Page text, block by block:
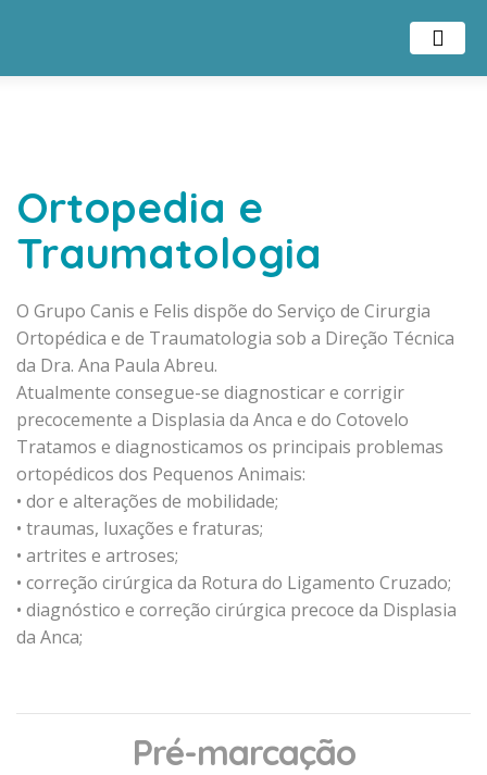
Ortopedia e
Traumatologia
O Grupo Canis e Felis dispõe do Serviço de Cirurgia
Ortopédica e de Traumatologia sob a Direção Técnica
da Dra. Ana Paula Abreu.
Atualmente consegue-se diagnosticar e corrigir
precocemente a Displasia da Anca e do Cotovelo
Tratamos e diagnosticamos os principais problemas
ortopédicos dos Pequenos Animais:
• dor e alterações de mobilidade;
• traumas, luxações e fraturas;
• artrites e artroses;
• correção cirúrgica da Rotura do Ligamento Cruzado;
• diagnóstico e correção cirúrgica precoce da Displasia
da Anca;
Pré-marcação